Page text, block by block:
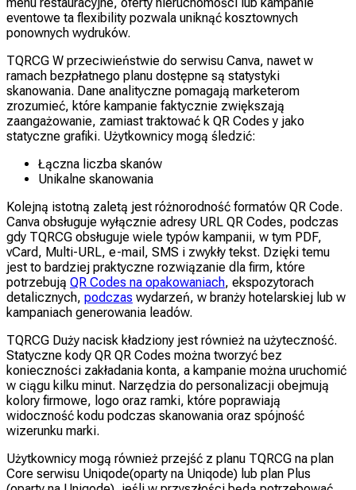
menu restauracyjne, oferty nieruchomości lub kampanie
eventowe ta flexibility pozwala uniknąć kosztownych
ponownych wydruków.
TQRCG W przeciwieństwie do serwisu Canva, nawet w
ramach bezpłatnego planu dostępne są statystyki
skanowania. Dane analityczne pomagają marketerom
zrozumieć, które kampanie faktycznie zwiększają
zaangażowanie, zamiast traktować k QR Codes y jako
statyczne grafiki. Użytkownicy mogą śledzić:
Łączna liczba skanów
Unikalne skanowania
Kolejną istotną zaletą jest różnorodność formatów QR Code.
Canva obsługuje wyłącznie adresy URL QR Codes, podczas
gdy TQRCG obsługuje wiele typów kampanii, w tym PDF,
vCard, Multi-URL, e-mail, SMS i zwykły tekst. Dzięki temu
jest to bardziej praktyczne rozwiązanie dla firm, które
potrzebują QR Codes na opakowaniach, ekspozytorach
detalicznych, podczas wydarzeń, w branży hotelarskiej lub w
kampaniach generowania leadów.
TQRCG Duży nacisk kładziony jest również na użyteczność.
Statyczne kody QR QR Codes można tworzyć bez
konieczności zakładania konta, a kampanie można uruchomić
w ciągu kilku minut. Narzędzia do personalizacji obejmują
kolory firmowe, logo oraz ramki, które poprawiają
widoczność kodu podczas skanowania oraz spójność
wizerunku marki.
Użytkownicy mogą również przejść z planu TQRCG na plan
Core serwisu Uniqode(oparty na Uniqode) lub plan Plus